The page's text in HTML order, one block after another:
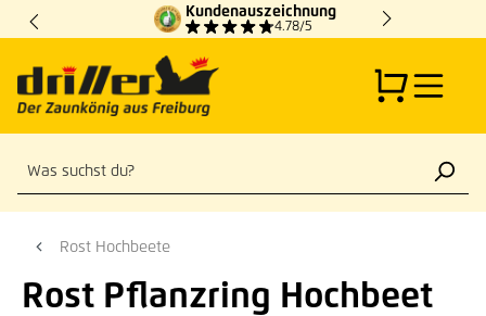
Zum Hauptinhalt springen
Kundenauszeichnung
4.78/5
Rost Hochbeete
Rost Pflanzring Hochbeet